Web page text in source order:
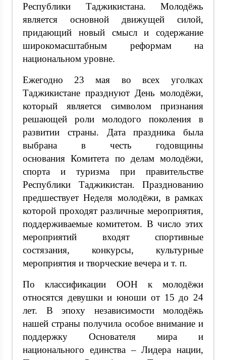
Республики Таджикистана. Молодёжь
является основной движущей силой,
придающий новый смысл и содержание
широкомасштабным реформам на
национальном уровне.
Ежегодно 23 мая во всех уголках
Таджикистане празднуют День молодёжи,
который является символом признания
решающей роли молодого поколения в
развитии страны. Дата праздника была
выбрана в честь годовщины
основания Комитета по делам молодёжи,
спорта и туризма при правительстве
Республики Таджикистан. Празднованию
предшествует Неделя молодёжи, в рамках
которой проходят различные мероприятия,
поддерживаемые комитетом. В число этих
мероприятий входят спортивные
состязания, конкурсы, культурные
мероприятия и творческие вечера и т. п.
По классификации ООН к молодёжи
относятся девушки и юноши от 15 до 24
лет. В эпоху независимости молодёжь
нашей страны получила особое внимание и
поддержку Основателя мира и
национального единства – Лидера нации,